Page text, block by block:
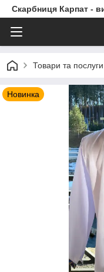
Скарбниця Карпат -
Товари та послуги
Новинка